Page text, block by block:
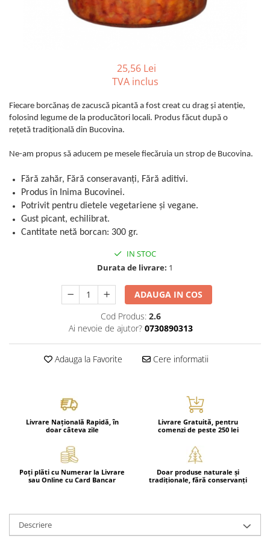
25,56 Lei
TVA inclus
Fiecare borcănaș de zacuscă picantă a fost creat cu drag și atenție,
folosind legume de la producători locali. Produs făcut după o
rețetă tradițională din Bucovina.
Ne-am propus să aducem pe mesele fiecăruia un strop de Bucovina.
Fără zahăr, Fără conseravanți, Fără aditivi.
Produs în Inima Bucovinei.
Potrivit pentru dietele vegetariene și vegane.
Gust picant, echilibrat.
Cantitate netă borcan: 300 gr.
IN STOC
Durata de livrare: 1
ADAUGA IN COS
Cod Produs: 2.6
Ai nevoie de ajutor? 0730890313
Adauga la Favorite Cere informatii
Livrare Națională Rapidă, în
doar câteva zile
Livrare Gratuită, pentru
comenzi de peste 250 lei
Poți plăti cu Numerar la Livrare
sau Online cu Card Bancar
Doar produse naturale și
tradiționale, fără conservanți
Descriere